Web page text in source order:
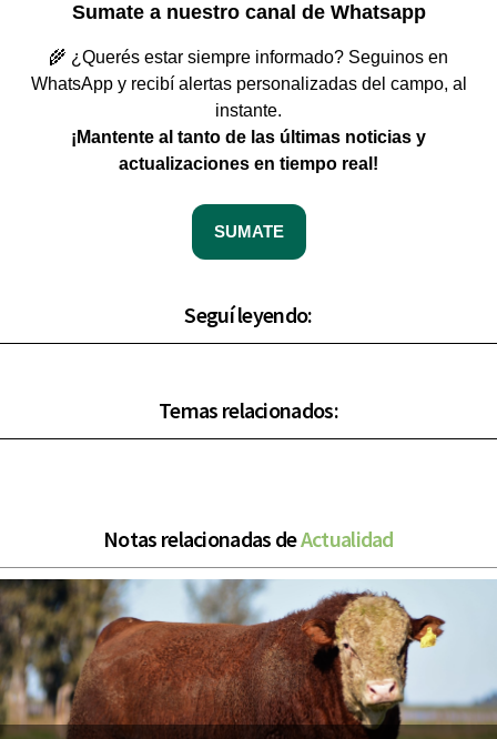
Sumate a nuestro canal de Whatsapp
🌾 ¿Querés estar siempre informado? Seguinos en
WhatsApp y recibí alertas personalizadas del campo, al
instante.
¡Mantente al tanto de las últimas noticias y
actualizaciones en tiempo real!
SUMATE
Seguí leyendo:
Temas relacionados:
Notas relacionadas deActualidad